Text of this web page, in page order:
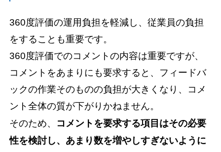
360度評価の運用負担を軽減し、従業員の負担
をすることも重要です。
360度評価でのコメントの内容は重要ですが、
コメントをあまりにも要求すると、フィードバ
ックの作業そのものの負担が大きくなり、コメ
ント全体の質が下がりかねません。
そのため、 コメントを要求する項目はその必要
性を検討し、あまり数を増やしすぎないように